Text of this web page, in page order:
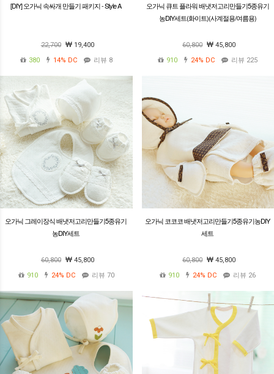
[DIY] 오가닉 속싸개 만들기 패키지 - Style A
22,700
19,400
380
14% DC 리뷰 8
오가닉 큐트 플라워 배냇저고리만들기5종유기
농DIY세트(화이트)(사계절용/여름용)
60,800
45,800
910
24% DC 리뷰 225
오가닉 그레이장식 배냇저고리만들기5종유기
농DIY세트
60,800
45,800
910
24% DC 리뷰 70
오가닉 코코코 배냇저고리만들기5종유기농DIY
세트
60,800
45,800
910
24% DC 리뷰 26